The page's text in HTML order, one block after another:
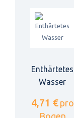
Enthärtetes
Wasser
4,71 € pro